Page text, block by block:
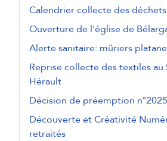
Calendrier collecte des
Ouverture de l'église de
Alerte sanitaire: mûriers
Reprise collecte des textiles
Hérault
Décision de préemption
Découverte et Créativité
retraités